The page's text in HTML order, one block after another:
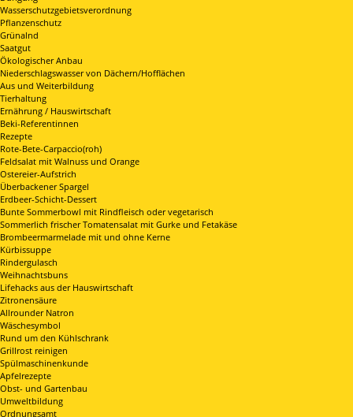
Wasserschutzgebietsverordnung
Pflanzenschutz
Grünalnd
Saatgut
Ökologischer Anbau
Niederschlagswasser von Dächern/Hofflächen
Aus und Weiterbildung
Tierhaltung
Ernährung / Hauswirtschaft
Beki-Referentinnen
Rezepte
Rote-Bete-Carpaccio(roh)
Feldsalat mit Walnuss und Orange
Ostereier-Aufstrich
Überbackener Spargel
Erdbeer-Schicht-Dessert
Bunte Sommerbowl mit Rindfleisch oder vegetarisch
Sommerlich frischer Tomatensalat mit Gurke und Fetakäse
Brombeermarmelade mit und ohne Kerne
Kürbissuppe
Rindergulasch
Weihnachtsbuns
Lifehacks aus der Hauswirtschaft
Zitronensäure
Allrounder Natron
Wäschesymbol
Rund um den Kühlschrank
Grillrost reinigen
Spülmaschinenkunde
Apfelrezepte
Obst- und Gartenbau
Umweltbildung
Ordnungsamt